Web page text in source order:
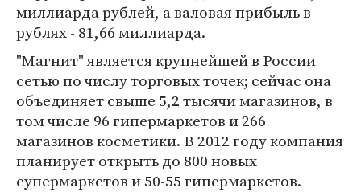
миллиарда рублей, а валовая прибыль в
рублях - 81,66 миллиарда.
"Магнит" является крупнейшей в России
сетью по числу торговых точек; сейчас она
объединяет свыше 5,2 тысячи магазинов, в
том числе 96 гипермаркетов и 266
магазинов косметики. В 2012 году компания
планирует открыть до 800 новых
супермаркетов и 50-55 гипермаркетов.